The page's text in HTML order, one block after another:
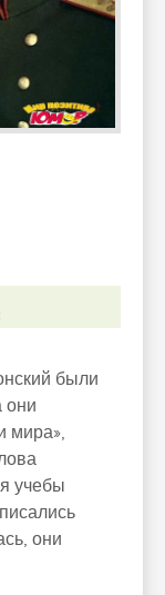
были
они
мира»,
учебы
они